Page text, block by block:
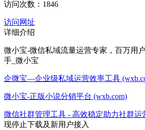
访问次数：1846
访问网址
详细介绍
微小宝-微信私域流量运营专家，百万用
手_微小宝
企微宝—企业级私域运营效率工具
微小宝-正版小说分销平台 (wxb.com)
微信社群管理工具 - 高效稳定助力社群运
现停止下载及新用户接入